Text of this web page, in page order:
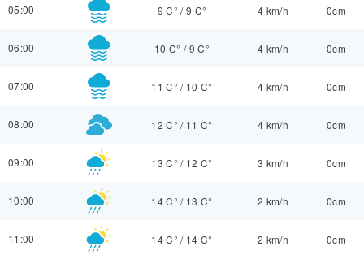
05:00 9 C° /9 C° 4 km/h 0cm
06:00 10 C° / 9 C° 4 km/h 0cm
07:00 11 C° / 10 C° 4 km/h 0cm
08:00 12 C° / 11 C° 4 km/h 0cm
09:00 13 C° / 12 C° 3 km/h 0cm
10:00 14 C° / 13 C° 2 km/h 0cm
11:00 14 C° / 14 C° 2 km/h 0cm